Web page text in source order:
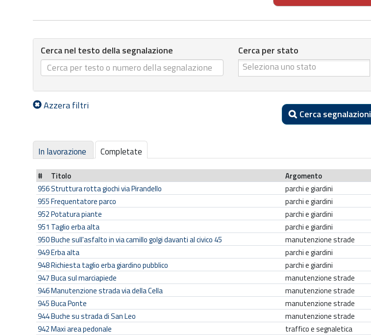
Cerca nel testo della segnalazione
Cerca per stato
Cerca per stato
Azzera filtri
Cerca segnalazioni
In lavorazione Completate
# Titolo Argomento
956Struttura rotta giochi via Pirandello parchi e giardini
955Frequentatore parco parchi e giardini
952Potatura piante parchi e giardini
951 Taglio erba alta parchi e giardini
950Buche sull'asfalto in via camillo golgi davanti al civico 45 manutenzione strade
949Erba alta parchi e giardini
948Richiesta taglio erba giardino pubblico parchi e giardini
947Buca sul marciapiede manutenzione strade
946Manutenzione strada via della Cella manutenzione strade
945Buca Ponte manutenzione strade
944Buche su strada di San Leo manutenzione strade
942Maxi area pedonale traffico e segnaletica